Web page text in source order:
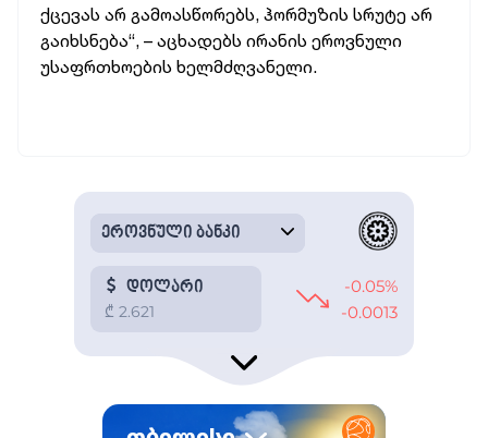
ქცევას არ გამოასწორებს, ჰორმუზის სრუტე არ
გაიხსნება“, – აცხადებს ირანის ეროვნული
უსაფრთხოების ხელმძღვანელი.